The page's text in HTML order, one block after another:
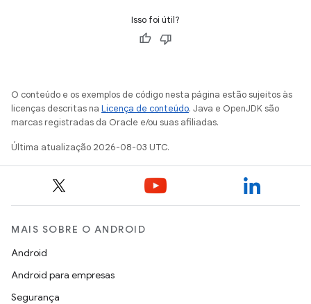
Isso foi útil?
O conteúdo e os exemplos de código nesta página estão sujeitos às
licenças descritas na Licença de conteúdo. Java e OpenJDK são
marcas registradas da Oracle e/ou suas afiliadas.
Última atualização 2026-08-03 UTC.
MAIS SOBRE O ANDROID
Android
Android para empresas
Segurança